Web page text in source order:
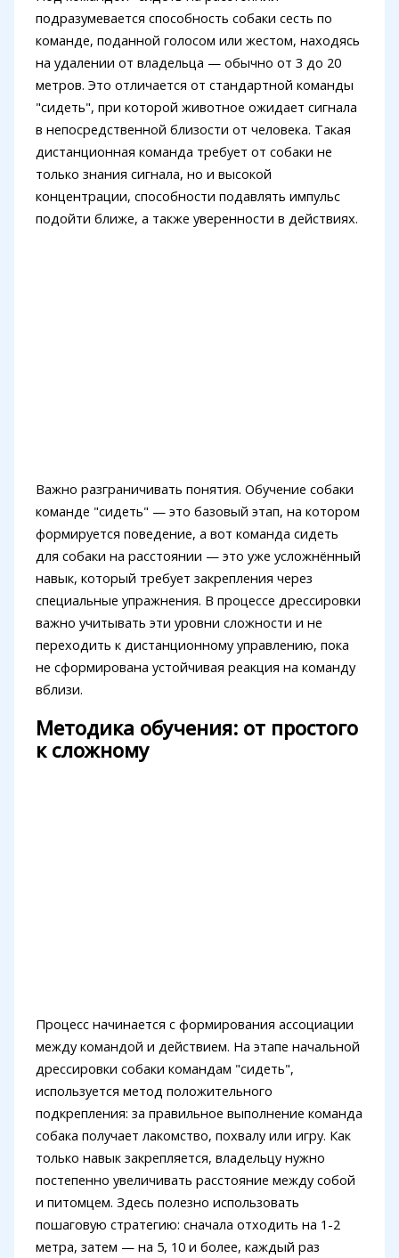
подразумевается способность собаки сесть по
команде, поданной голосом или жестом, находясь
на удалении от владельца — обычно от 3 до 20
метров. Это отличается от стандартной команды
"сидеть", при которой животное ожидает сигнала
в непосредственной близости от человека. Такая
дистанционная команда требует от собаки не
только знания сигнала, но и высокой
концентрации, способности подавлять импульс
подойти ближе, а также уверенности в действиях.
Важно разграничивать понятия. Обучение собаки
команде "сидеть" — это базовый этап, на котором
формируется поведение, а вот команда сидеть
для собаки на расстоянии — это уже усложнённый
навык, который требует закрепления через
специальные упражнения. В процессе дрессировки
важно учитывать эти уровни сложности и не
переходить к дистанционному управлению, пока
не сформирована устойчивая реакция на команду
вблизи.
Методика обучения: от простого
к сложному
Процесс начинается с формирования ассоциации
между командой и действием. На этапе начальной
дрессировки собаки командам "сидеть",
используется метод положительного
подкрепления: за правильное выполнение команда
собака получает лакомство, похвалу или игру. Как
только навык закрепляется, владельцу нужно
постепенно увеличивать расстояние между собой
и питомцем. Здесь полезно использовать
пошаговую стратегию: сначала отходить на 1-2
метра, затем — на 5, 10 и более, каждый раз